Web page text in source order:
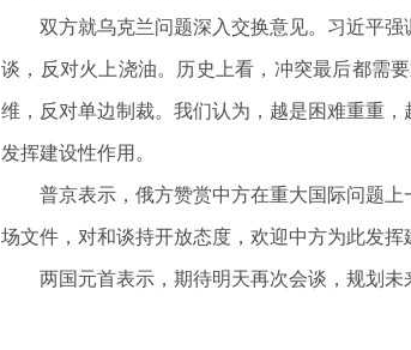
双方就乌克兰问题深入交换意见。习近平强
谈，反对火上浇油。历史上看，冲突最后都需
维，反对单边制裁。我们认为，越是困难重重
发挥建设性作用。
普京表示，俄方赞赏中方在重大国际问题上
场文件，对和谈持开放态度，欢迎中方为此发挥
两国元首表示，期待明天再次会谈，规划未